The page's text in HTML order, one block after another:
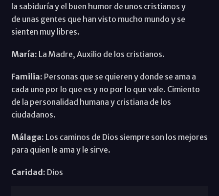
la sabiduría y el buen humor de unos cristianos y
de unas gentes que han visto mucho mundo y se
sienten muy libres.
María: La Madre, Auxilio de los cristianos.
Familia: Personas que se quieren y donde se ama a
cada uno por lo que es y no por lo que vale. Cimiento
de la personalidad humana y cristiana de los
ciudadanos.
Málaga: Los caminos de Dios siempre son los mejores
para quien le ama y le sirve.
Caridad: Dios